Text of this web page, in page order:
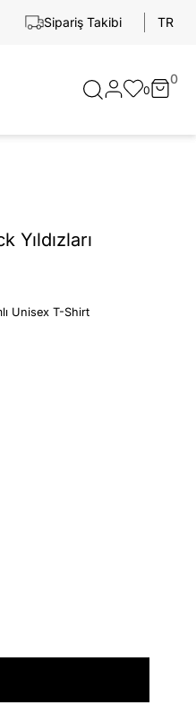
Sipariş Takibi TR
0
0
Yıldızları
Unisex T-Shirt